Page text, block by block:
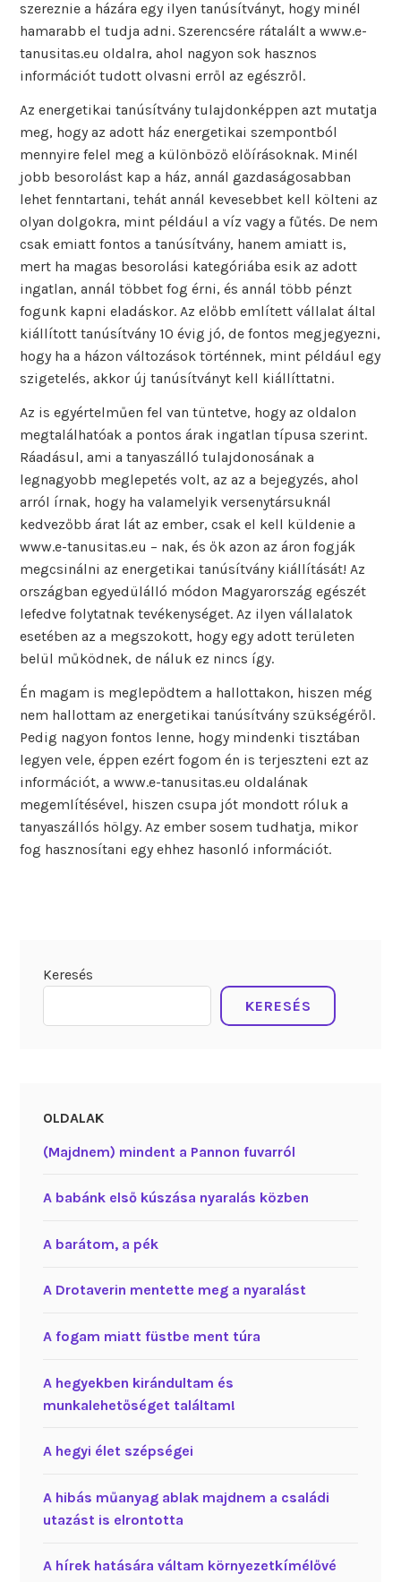
szereznie a házára egy ilyen tanúsítványt, hogy minél
hamarabb el tudja adni. Szerencsére rátalált a www.e-
tanusitas.eu oldalra, ahol nagyon sok hasznos
információt tudott olvasni erről az egészről.
Az energetikai tanúsítvány tulajdonképpen azt mutatja
meg, hogy az adott ház energetikai szempontból
mennyire felel meg a különböző előírásoknak. Minél
jobb besorolást kap a ház, annál gazdaságosabban
lehet fenntartani, tehát annál kevesebbet kell költeni az
olyan dolgokra, mint például a víz vagy a fűtés. De nem
csak emiatt fontos a tanúsítvány, hanem amiatt is,
mert ha magas besorolási kategóriába esik az adott
ingatlan, annál többet fog érni, és annál több pénzt
fogunk kapni eladáskor. Az előbb említett vállalat által
kiállított tanúsítvány 10 évig jó, de fontos megjegyezni,
hogy ha a házon változások történnek, mint például egy
szigetelés, akkor új tanúsítványt kell kiállíttatni.
Az is egyértelműen fel van tüntetve, hogy az oldalon
megtalálhatóak a pontos árak ingatlan típusa szerint.
Ráadásul, ami a tanyaszálló tulajdonosának a
legnagyobb meglepetés volt, az az a bejegyzés, ahol
arról írnak, hogy ha valamelyik versenytársuknál
kedvezőbb árat lát az ember, csak el kell küldenie a
www.e-tanusitas.eu – nak, és ők azon az áron fogják
megcsinálni az energetikai tanúsítvány kiállítását! Az
országban egyedülálló módon Magyarország egészét
lefedve folytatnak tevékenységet. Az ilyen vállalatok
esetében az a megszokott, hogy egy adott területen
belül működnek, de náluk ez nincs így.
Én magam is meglepődtem a hallottakon, hiszen még
nem hallottam az energetikai tanúsítvány szükségéről.
Pedig nagyon fontos lenne, hogy mindenki tisztában
legyen vele, éppen ezért fogom én is terjeszteni ezt az
információt, a www.e-tanusitas.eu oldalának
megemlítésével, hiszen csupa jót mondott róluk a
tanyaszállós hölgy. Az ember sosem tudhatja, mikor
fog hasznosítani egy ehhez hasonló információt.
Keresés
KERESÉS
OLDALAK
(Majdnem) mindent a Pannon fuvarról
A babánk első kúszása nyaralás közben
A barátom, a pék
A Drotaverin mentette meg a nyaralást
A fogam miatt füstbe ment túra
A hegyekben kirándultam és
munkalehetőséget találtam!
A hegyi élet szépségei
A hibás műanyag ablak majdnem a családi
utazást is elrontotta
A hírek hatására váltam környezetkímélővé